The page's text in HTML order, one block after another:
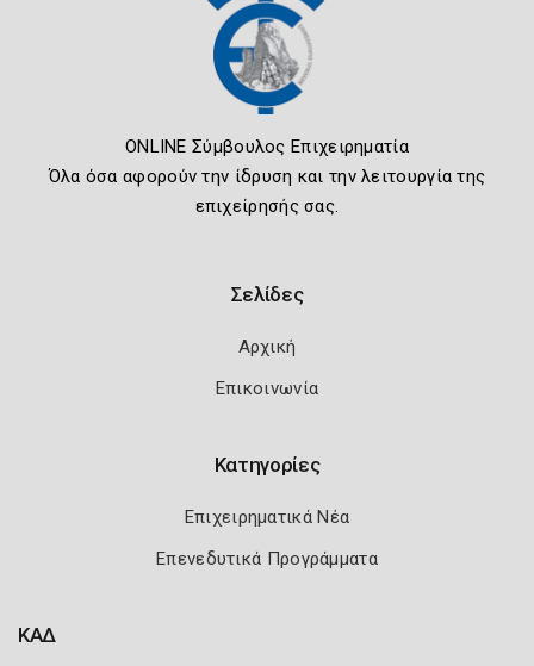
ONLINE Σύμβουλος Επιχειρηματία
Όλα όσα αφορούν την ίδρυση και την λειτουργία της
επιχείρησής σας.
Σελίδες
Αρχική
Επικοινωνία
Κατηγορίες
Επιχειρηματικά Νέα
Επενεδυτικά Προγράμματα
ΚΑΔ